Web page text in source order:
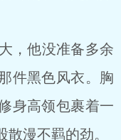
他没准备多余
件黑色风衣。胸
身高领包裹着一
漫不羁的劲。